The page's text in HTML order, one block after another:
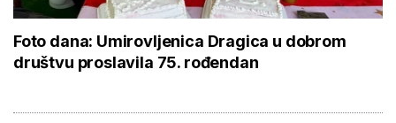
Foto dana: Umirovljenica Dragica u dobrom
društvu proslavila 75. rođendan